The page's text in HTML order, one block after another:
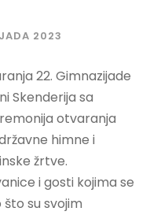
2023
22. Gimnazijade
Skenderija sa
otvaranja
himne i
žrtve.
i gosti kojima se
su svojim